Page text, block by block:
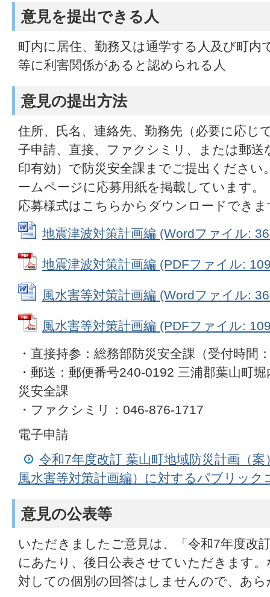
意見を提出できる人
町内に居住、勤務又は通学する人及び町内
等に利害関係があると認められる人
意見の提出方法
住所、氏名、連絡先、勤務先（必要に応じ
子申請、直接、ファクシミリ、または郵送
印有効）で防災安全課までご提出くださ
ームページに応募用紙を掲載しています。
応募様式はこちらからダウンロードできま
地震津波対策計画編 (Wordファイル:
地震津波対策計画編 (PDFファイル:
風水害等対策計画編 (Wordファイル:
風水害等対策計画編 (PDFファイル:
・直接持参：総務部防災安全課（受付時間
・郵送：郵便番号240-0192 三浦郡葉山町
災安全課
・ファクシミリ：046-876-1717
電子申請
令和7年度改訂 葉山町地域防災計画（
風水害等対策計画編）に対するパブリック
意見の公表等
いただきましたご意見は、「令和7年度改
にあたり、後日公表させていただきます
対しての個別の回答はしませんので、あ